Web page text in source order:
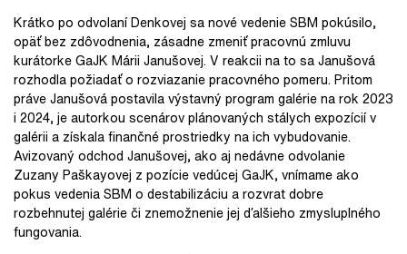
Krátko po odvolaní Denkovej sa nové vedenie SBM pokúsilo,
opäť bez zdôvodnenia, zásadne zmeniť pracovnú zmluvu
kurátorke GaJK Márii Janušovej. V reakcii na to sa Janušová
rozhodla požiadať o rozviazanie pracovného pomeru. Pritom
práve Janušová postavila výstavný program galérie na rok 2023
i 2024, je autorkou scenárov plánovaných stálych expozícií v
galérii a získala finančné prostriedky na ich vybudovanie.
Avizovaný odchod Janušovej, ako aj nedávne odvolanie
Zuzany Paškayovej z pozície vedúcej GaJK, vnímame ako
pokus vedenia SBM o destabilizáciu a rozvrat dobre
rozbehnutej galérie či znemožnenie jej ďalšieho zmysluplného
fungovania.